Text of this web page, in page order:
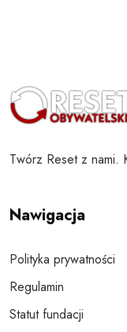
Twórz Reset z nami.
Nawigacja
Polityka prywatności
Regulamin
Statut fundacji